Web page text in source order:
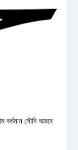
বর্তমান সৌদি আরবে